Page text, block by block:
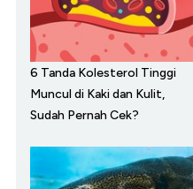
6 Tanda Kolesterol Tinggi
Muncul di Kaki dan Kulit,
Sudah Pernah Cek?